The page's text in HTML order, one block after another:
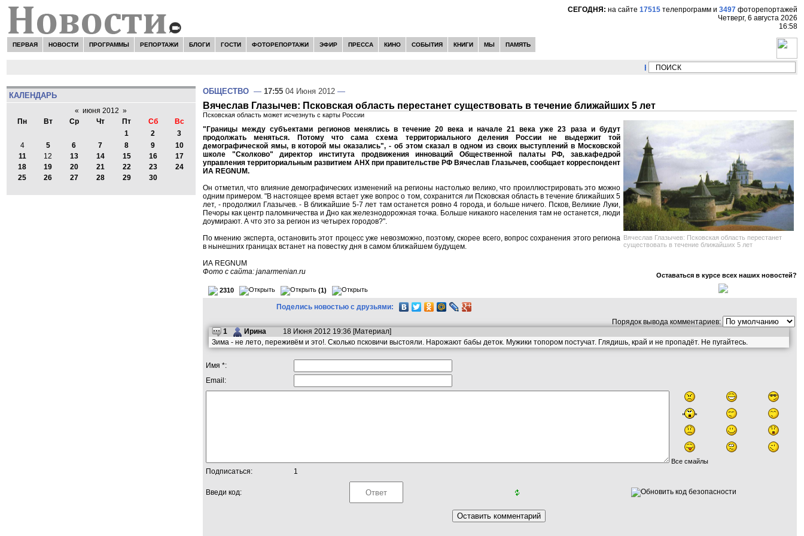
СЕГОДНЯ: на сайте 17515 телепрограмм и 3497 фоторепортажей
Четверг, 6 августа 2026
16:58
ПЕРВАЯ НОВОСТИ ПРОГРАММЫ РЕПОРТАЖИ БЛОГИ ГОСТИ ФОТОРЕПОРТАЖИ ЭФИР ПРЕССА КИНО СОБЫТИЯ КНИГИ МЫ ПАМЯТЬ
НОВОСТИ:
КАЛЕНДАРЬ
« июня 2012 »
Пн
Вт Ср Чт Пт Сб
Вс
1
2
3
4
5 6 7 8 9
10
11
12 13 14 15 16
17
18
19 20 21 22 23
24
25
26 27 28 29 30
ОБЩЕСТВО — 17:55 04 Июня 2012 —
Вячеслав Глазычев: Псковская область перестанет существовать в течение ближайших 5 лет
Псковская область может исчезнуть с карты России
Вячеслав Глазычев: Псковская область перестанет
существовать в течение ближайших 5 лет
"Границы между субъектами регионов менялись в течение 20 века и начале 21 века уже 23 раза и будут
продолжать меняться. Потому что сама схема территориального деления России не выдержит той
демографической ямы, в которой мы оказались", - об этом сказал в одном из своих выступлений в Московской
школе "Сколково" директор института продвижения инноваций Общественной палаты РФ, зав.кафедрой
управления территориальным развитием АНХ при правительстве РФ Вячеслав Глазычев, сообщает корреспондент
ИА REGNUM.
Он отметил, что влияние демографических изменений на регионы настолько велико, что проиллюстрировать это можно
одним примером. "В настоящее время встает уже вопрос о том, сохранится ли Псковская область в течение ближайших 5
лет, - продолжил Глазычев. - В ближайшие 5-7 лет там останется ровно 4 города, и больше ничего. Псков, Великие Луки,
Печоры как центр паломничества и Дно как железнодорожная точка. Больше никакого населения там не останется, люди
доумирают. А что это за регион из четырех городов?".
По мнению эксперта, остановить этот процесс уже невозможно, поэтому, скорее всего, вопрос сохранения этого региона
в нынешних границах встанет на повестку дня в самом ближайшем будущем.
ИА REGNUM
Фото с сайта: janarmenian.ru
Оставаться в курсе всех наших новостей?
2310 (1)
Поделись новостью с друзьями:
Порядок вывода комментариев:
1
Ирина 18 Июня 2012 19:36 [Материал]
Зима - не лето, переживём и это!. Сколько псковичи выстояли. Нарожают бабы деток. Мужики топором постучат. Глядишь, край и не пропадёт. Не пугайтесь.
Имя *:
Email:
Все смайлы
Подписаться: 1
Введи код: